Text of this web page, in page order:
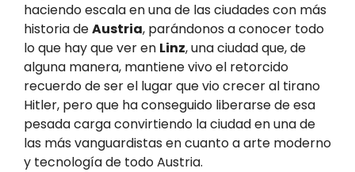
haciendo escala en una de las ciudades con más
historia deAustria, parándonos a conocer todo
lo que hay que ver en Linz, una ciudad que, de
alguna manera, mantiene vivo el retorcido
recuerdo de ser el lugar que vio crecer al tirano
Hitler, pero que ha conseguido liberarse de esa
pesada carga convirtiendo la ciudad en una de
las más vanguardistas en cuanto a arte moderno
y tecnología de todo Austria.